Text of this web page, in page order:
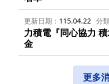
更新日期 115.04.22 分
力積電『同心協力
金
更多